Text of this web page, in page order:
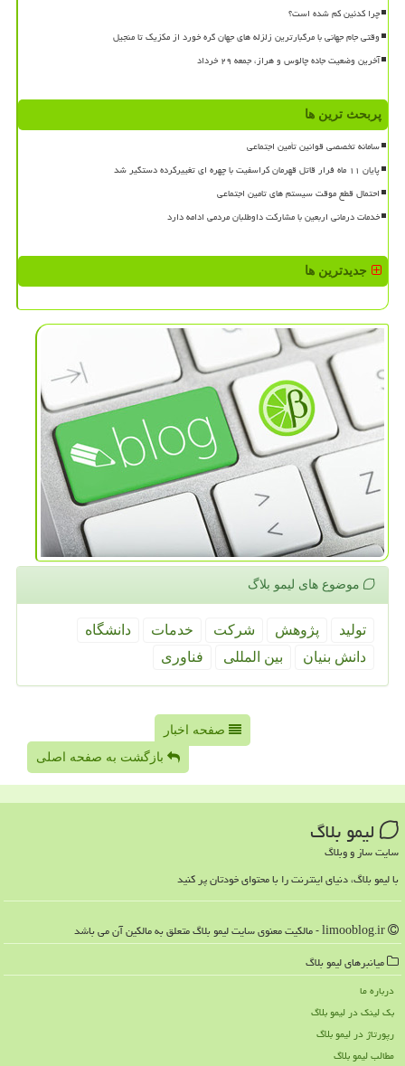
چرا کدئین کم شده است؟
وقتی جام جهانی با مرگبارترین زلزله های جهان گره خورد از مکزیک تا منجیل
آخرین وضعیت جاده چالوس و هراز، جمعه ۲۹ خرداد
پربحث ترین ها
سامانه تخصصی قوانین تأمین اجتماعی
پایان ۱۱ ماه فرار قاتل قهرمان کراسفیت با چهره ای تغییرکرده دستگیر شد
احتمال قطع موقت سیستم های تامین اجتماعی
خدمات درمانی اربعین با مشارکت داوطلبان مردمی ادامه دارد
جدیدترین ها
موضوع های لیمو بلاگ
تولید پژوهش شركت خدمات
دانشگاه
دانش بنیان
بین المللی فناوری
صفحه اخبار
بازگشت به صفحه اصلی
لیمو بلاگ
سایت ساز و وبلاگ
با لیمو بلاگ، دنیای اینترنت را با محتوای خودتان پر کنید
میانبرهای لیمو بلاگ
درباره ما
بک لینک در لیمو بلاگ
رپورتاژ در لیمو بلاگ
مطالب لیمو بلاگ